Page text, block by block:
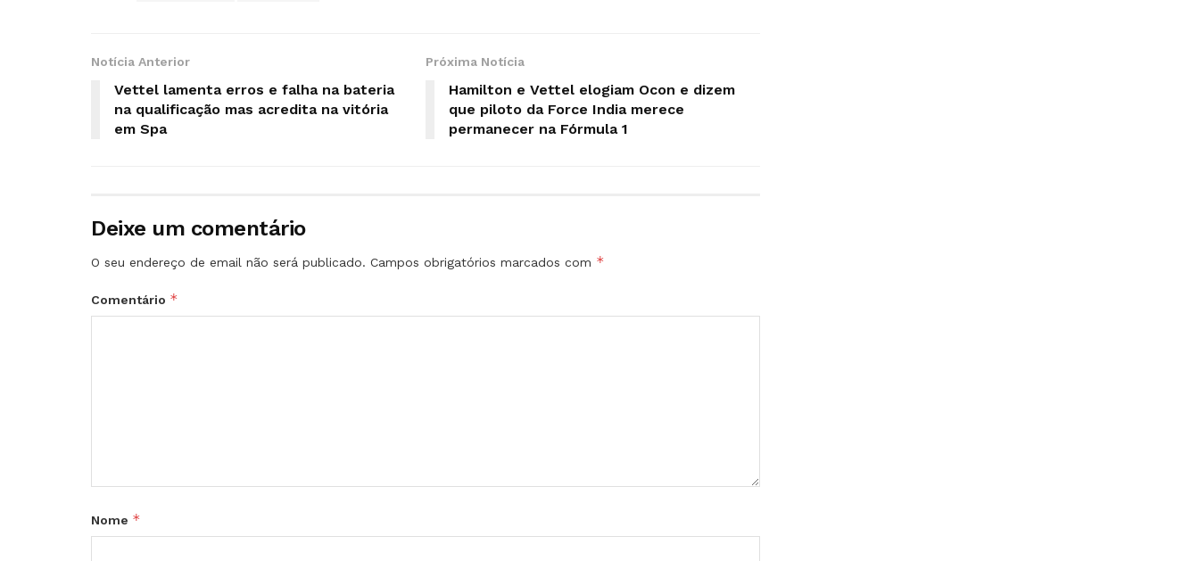
Notícia Anterior
Vettel lamenta erros e falha na bateria
na qualificação mas acredita na vitória
em Spa
Próxima Notícia
Hamilton e Vettel elogiam Ocon e dizem
que piloto da Force India merece
permanecer na Fórmula 1
Deixe um comentário
O seu endereço de email não será publicado. Campos obrigatórios marcados com *
Comentário *
Nome *